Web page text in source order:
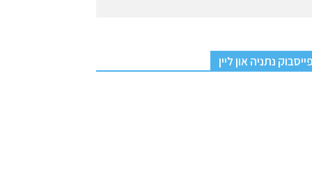
פייסבוק נתניה און ליין